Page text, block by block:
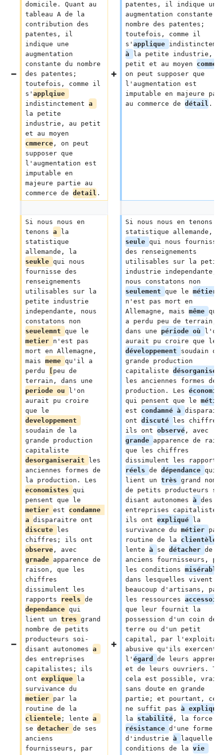
domicile. Quant au
tableau A de la
contribution des
patentes, il
indique une
augmentation
constante du nombre
des patentes;
toutefois, comme il
s' applqiue
indistinctement a
la petite
industrie, au petit
et au moyen
cmmerce, on peut
supposer que
l'augmentation est
imputable en
majeure partie au
commerce de detail .
patentes, il indique
augmentation constante
nombre des patentes;
toutefois, comme il
s' applique
à
la petite industrie,
petit et au moyen
on peut supposer que
l'augmentation est
imputable en majeure
au commerce de détail .
Si nous nous en
tenons a
la
statistique
allemande, la
seukle qui nous
fournisse des
renseignements
utilisables sur la
petite industrie
independante, nous
constatons non
seuelemnt que le
metier n'est pas
mort en Allemagne,
mais meme qu'il a
perdu
peu de
terrain, dans une
periode ou
l'on
aurait pu croire
que le
developpement
soudain de la
grande production
capitaliste
desorganiserait
les
anciennes formes de
la production. Les
economistes qui
pensent que le
metier est condamne
a disparaitre ont
discute
les
chiffres; ils ont
observe, avec
grnade apparence de
raison, que les
chiffres
dissimulent les
rapports reels de
dependance qui
lient un tres grand
nombre de petits
producteurs soi-
disant autonomes a
des entreprises
capitalistes; ils
ont explique
la
survivance du
metier par la
routine de la
clientele; lente a
se detacher de ses
anciens
fournisseurs, par
Si nous nous en tenons
statistique allemande,
seule qui nous
des renseignements
utilisables sur la
industrie independante,
nous constatons non
seulement que le métier
n'est pas mort en
Allemagne, mais même
a perdu peu de terrain,
dans une période où
aurait pu croire que le
développement soudain
grande production
capitaliste
les anciennes formes
production. Les
qui pensent que le
est condamné à
ont discuté
les
ils ont observé, avec
grande apparence de
que les chiffres
dissimulent les
réels de dépendance qui
lient un très grand
de petits producteurs
disant autonomes à des
entreprises
ils ont expliqué
la
survivance du métier
routine de la clientèle
lente à se détacher de
anciens fournisseurs,
les conditions
dans lesquelles vivent
beaucoup d'artisans,
les ressources
que leur fournit la
possession d'un coin de
terre ou d'un petit
capital, par
abusive qu'ils exercent
l' égard de leurs
et de leurs ouvriers.
cela est possible, vrai
sans doute en grande
partie; et pourtant,
ne suffit pas à
la stabilité, la force
résistance d'une forme
d'industrie à
laquelle
conditions de la vie